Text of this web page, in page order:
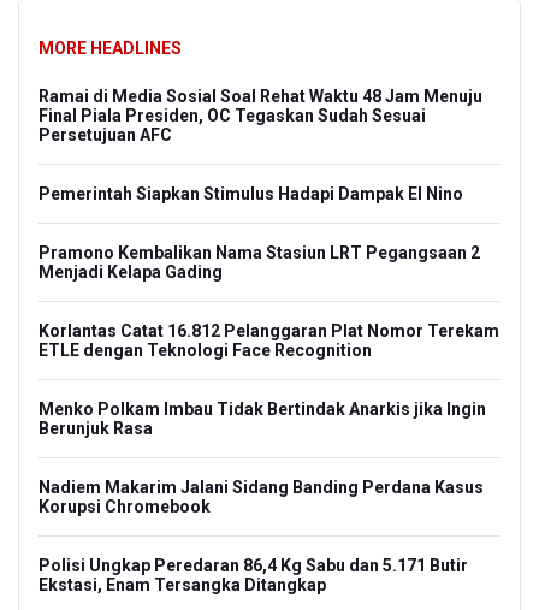
MORE HEADLINES
Ramai di Media Sosial Soal Rehat Waktu 48 Jam Menuju
Final Piala Presiden, OC Tegaskan Sudah Sesuai
Persetujuan AFC
Pemerintah Siapkan Stimulus Hadapi Dampak El Nino
Pramono Kembalikan Nama Stasiun LRT Pegangsaan 2
Menjadi Kelapa Gading
Korlantas Catat 16.812 Pelanggaran Plat Nomor Terekam
ETLE dengan Teknologi Face Recognition
Menko Polkam Imbau Tidak Bertindak Anarkis jika Ingin
Berunjuk Rasa
Nadiem Makarim Jalani Sidang Banding Perdana Kasus
Korupsi Chromebook
Polisi Ungkap Peredaran 86,4 Kg Sabu dan 5.171 Butir
Ekstasi, Enam Tersangka Ditangkap